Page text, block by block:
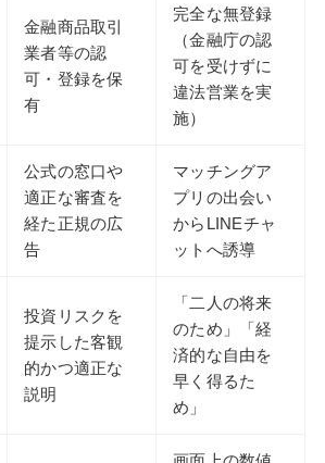
金融商品取引
業者等の認
可・登録を保
有
完全な無登録
（金融庁の認
可を受けずに
違法営業を実
施）
公式の窓口や
適正な審査を
経た正規の広
告
マッチングア
プリの出会い
からLINEチャ
ットへ誘導
投資リスクを
提示した客観
的かつ適正な
説明
「二人の将来
のため」「経
済的な自由を
早く得るた
め」